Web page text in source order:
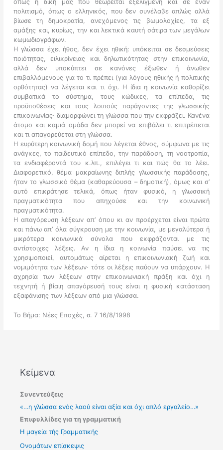
όπως η δική μας που θεωρείται εξελιγμένη και σε έναν
πολιτισμό, όπως ο ελληνικός, που δεν συνέλαβε απλώς αλλά
βίωσε τη δημοκρατία, ανεχόμενος τις βωμολοχίες, τα εξ
αμάξης και, κυρίως, την και λεκτικά καυτή σάτιρα των μεγάλων
κωμωδιογράφων.
Η γλώσσα έχει ήθος, δεν έχει ηθική: υπόκειται σε δεσμεύσεις
ποιότητας, ειλικρίνειας και δηλωτικότητας στην επικοινωνία,
αλλά δεν υποκύπτει σε κανόνες έξωθεν ή άνωθεν
επιβαλλόμενους για το τι πρέπει (για λόγους ηθικής ή πολιτικής
ορθότητας) να λέγεται και τι όχι. Η ίδια η κοινωνία καθορίζει
συμβατικά το σύστημα, τους κώδικες, τα επίπεδα, τις
προϋποθέσεις και τους λοιπούς παράγοντες της γλωσσικής
επικοινωνίας· διαμορφώνει τη γλώσσα που την εκφράζει. Κανένα
άτομο και καμιά ομάδα δεν μπορεί να επιβάλει τι επιτρέπεται
και τι απαγορεύεται στη γλώσσα.
Η ευρύτερη κοινωνική δομή που λέγεται έθνος, σύμφωνα με τις
ανάγκες, το παιδευτικό επίπεδο, την παράδοση, τη νοοτροπία,
τα ενδιαφέροντά του κ.λπ., επιλέγει τι και πώς θα το λέει.
Διαφορετικό, θέμα μακραίωνης διπλής γλωσσικής παράδοσης,
ήταν το γλωσσικό θέμα (καθαρεύουσα – δημοτική), όμως και σ’
αυτό επικράτησε τελικά, όπως ήταν φυσικό, η γλωσσική
πραγματικότητα που απηχούσε και την κοινωνική
πραγματικότητα.
Η απαγόρευση λέξεων απ’ όπου κι αν προέρχεται είναι πρώτα
και πάνω απ’ όλα σύγκρουση με την κοινωνία, με μεγαλύτερα ή
μικρότερα κοινωνικά σύνολα που εκφράζονται με τις
αντίστοιχες λέξεις. Αν η ίδια η κοινωνία παύσει να τις
χρησιμοποιεί, αυτομάτως αίρεται η επικοινωνιακή ζωή και
νομιμότητα των λέξεων· τότε οι λέξεις παύουν να υπάρχουν. Η
αχρησία των λέξεων στην επικοινωνιακή πράξη και όχι η
τεχνητή ή βίαιη απαγόρευσή τους είναι η φυσική κατάσταση
εξαφάνισης των λέξεων από μια γλώσσα.
Το Βήμα: Νέες Εποχές, σ. 7 16/8/1998
Κείμενα
Συνεντεύξεις
«…η γλώσσα ενός λαού είναι αξία και όχι απλό εργαλείο…»
Επιφυλλίδες για τη γραμματική
Η μαγεία τής Γραμματικής
Ονομάτων επίσκεψις